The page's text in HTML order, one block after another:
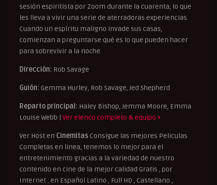
sesión espiritista por Zoom durante la cuarenta, lo que
les lleva a vivir una serie de aterradoras experiencias.
Cuando un espíritu maligno invade sus casas,
comienzan a preguntarse qué es lo que pueden hacer
para sobrevivir a la noche.
Dirección: Rob Savage
Guión: Gemma Hurley, Rob Savage, Jed Shepherd
Reparto principal: Haley Bishop, Jemma Moore, Emma
Louise Webb | Ver elenco completo & equipo »
Ver Host en Cinemitas Consigue las mejores Peliculas
Completas en linea, tenemos lo mejor para el
entretenimiento gracias a la variedad de nuestro
contenido en cine de la mejor calidad Gratis , por
Internet , en Español Latino , Full HD , Castellano ,